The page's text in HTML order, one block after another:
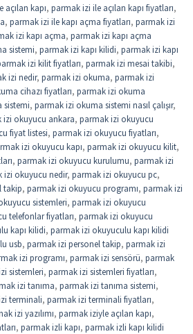
kapı, parmak izi ile açılan kapı fiyatları,
, parmak izi ile kapı açma fiyatları, parmak izi
izi kapı açma, parmak izi kapı açma
sistemi, parmak izi kapı kilidi, parmak izi kapı
izi kilit fiyatları, parmak izi mesai takibi,
izi nedir, parmak izi okuma, parmak izi
cihazı fiyatları, parmak izi okuma
sistemi, parmak izi okuma sistemi nasıl çalışır,
izi okuyucu ankara, parmak izi okuyucu
fiyat listesi, parmak izi okuyucu fiyatları,
izi okuyucu kapı, parmak izi okuyucu kilit,
, parmak izi okuyucu kurulumu, parmak izi
izi okuyucu nedir, parmak izi okuyucu pc,
takip, parmak izi okuyucu programı, parmak izi
sistemleri, parmak izi okuyucu
telefonlar fiyatları, parmak izi okuyucu
kapı kilidi, parmak izi okuyuculu kapı kilidi
usb, parmak izi personel takip, parmak izi
izi programı, parmak izi sensörü, parmak
sistemleri, parmak izi sistemleri fiyatları,
izi tanıma, parmak izi tanıma sistemi,
terminali, parmak izi terminali fiyatları,
izi yazılımı, parmak iziyle açılan kapı,
, parmak izli kapı, parmak izli kapı kilidi